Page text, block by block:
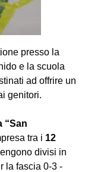
presso la
e la scuola
ad offrire un
genitori.
“San
tra i 12
divisi in
la fascia 0-3 -